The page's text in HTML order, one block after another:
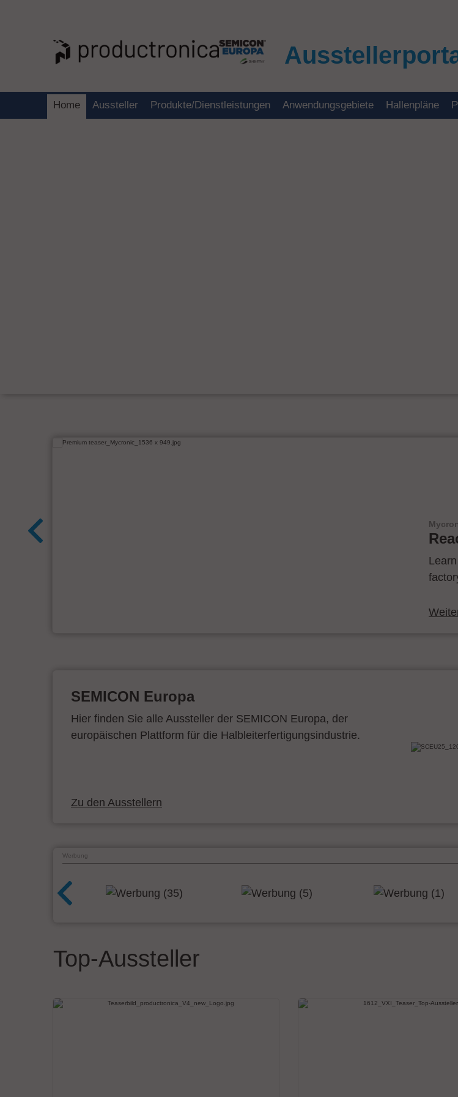
Home Aussteller Produkte/Dienstleistungen Anwendungsgebiete Hallenpläne
SEMICON Europa
Hier finden Sie alle Aussteller der SEMICON Europa, der
europäischen Plattform für die Halbleiterfertigungsindustrie.
Zu den Ausstellern
Werbung
Top-Aussteller